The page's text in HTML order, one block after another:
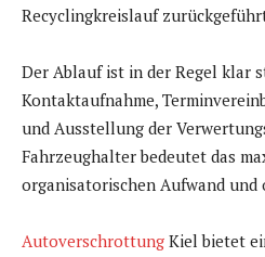
Recyclingkreislauf
Der Ablauf ist in der Regel klar
Kontaktaufnahme,
und Ausstellung der
Fahrzeughalter bedeutet das
organisatorischen Aufwand
Autoverschrottung Kiel bietet